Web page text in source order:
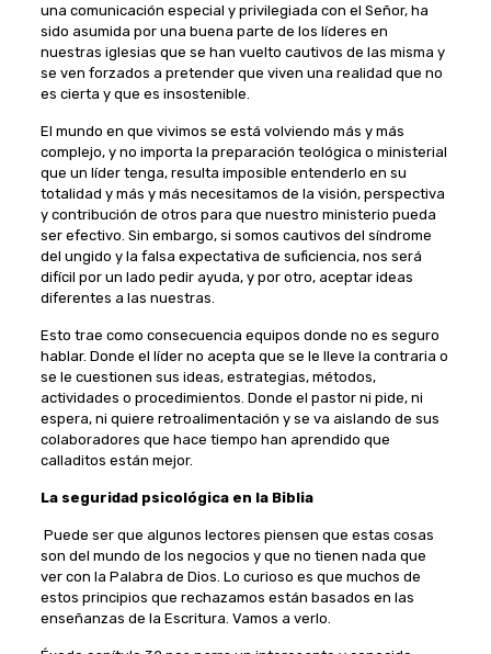
una comunicación especial y privilegiada con el Señor, ha
sido asumida por una buena parte de los líderes en
nuestras iglesias que se han vuelto cautivos de las misma y
se ven forzados a pretender que viven una realidad que no
es cierta y que es insostenible.
El mundo en que vivimos se está volviendo más y más
complejo, y no importa la preparación teológica o ministerial
que un líder tenga, resulta imposible entenderlo en su
totalidad y más y más necesitamos de la visión, perspectiva
y contribución de otros para que nuestro ministerio pueda
ser efectivo. Sin embargo, si somos cautivos del síndrome
del ungido y la falsa expectativa de suficiencia, nos será
difícil por un lado pedir ayuda, y por otro, aceptar ideas
diferentes a las nuestras.
Esto trae como consecuencia equipos donde no es seguro
hablar. Donde el líder no acepta que se le lleve la contraria o
se le cuestionen sus ideas, estrategias, métodos,
actividades o procedimientos. Donde el pastor ni pide, ni
espera, ni quiere retroalimentación y se va aislando de sus
colaboradores que hace tiempo han aprendido que
calladitos están mejor.
La seguridad psicológica en la Biblia
Puede ser que algunos lectores piensen que estas cosas
son del mundo de los negocios y que no tienen nada que
ver con la Palabra de Dios. Lo curioso es que muchos de
estos principios que rechazamos están basados en las
enseñanzas de la Escritura. Vamos a verlo.